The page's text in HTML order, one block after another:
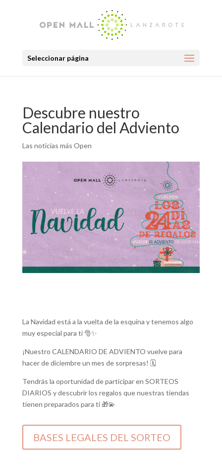
Seleccionar página
Descubre nuestro
Calendario del Adviento
Las noticias más Open
La Navidad está a la vuelta de la esquina y tenemos algo
muy especial para ti 🎅✨
¡Nuestro CALENDARIO DE ADVIENTO vuelve para
hacer de diciembre un mes de sorpresas! 🗓️
Tendrás la oportunidad de participar en SORTEOS
DIARIOS y descubrir los regalos que nuestras tiendas
tienen preparados para ti 🎁💫
BASES LEGALES DEL SORTEO